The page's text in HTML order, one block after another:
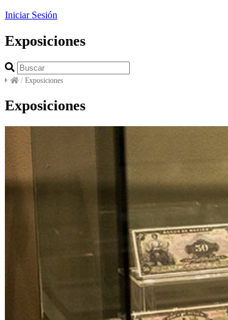
Iniciar Sesión
Exposiciones
/ Exposiciones
Exposiciones